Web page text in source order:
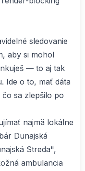
sledovanie
aby si mohol
— to aj tak
Ide o to, mať dáta
sa zlepšilo po
najmä lokálne
Dunajská
Streda",
ambulancia